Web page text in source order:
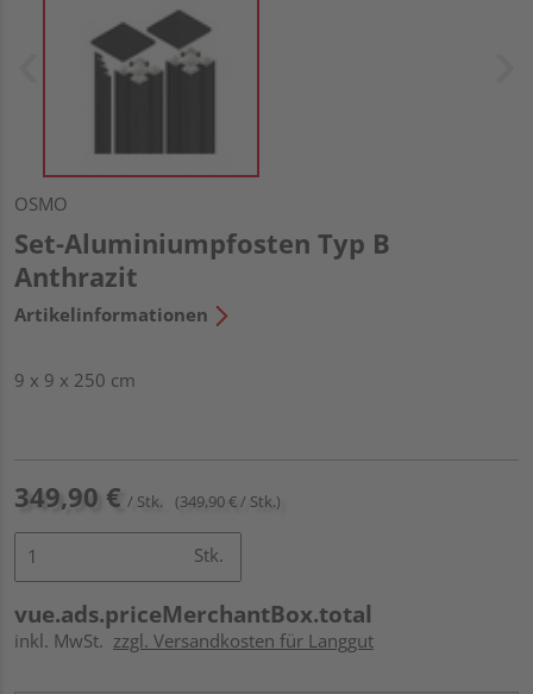
OSMO
Set-Aluminiumpfosten Typ B
Anthrazit
Artikelinformationen
9 x 9 x 250 cm
349,90 € / Stk. (349,90 € / Stk.)
Stk.
vue.ads.priceMerchantBox.total
inkl. MwSt. zzgl. Versandkosten für Langgut